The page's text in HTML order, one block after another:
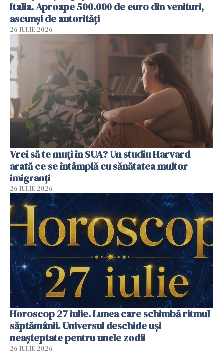
Italia. Aproape 500.000 de euro din venituri,
ascunși de autorități
26 IULIE 2026
Vrei să te muți în SUA? Un studiu Harvard
arată ce se întâmplă cu sănătatea multor
imigranți
26 IULIE 2026
Horoscop 27 iulie. Lunea care schimbă ritmul
săptămânii. Universul deschide uși
neașteptate pentru unele zodii
26 IULIE 2026